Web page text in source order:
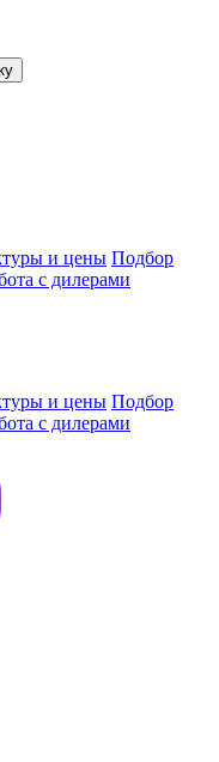
и цены Подбор
с дилерами
и цены Подбор
с дилерами